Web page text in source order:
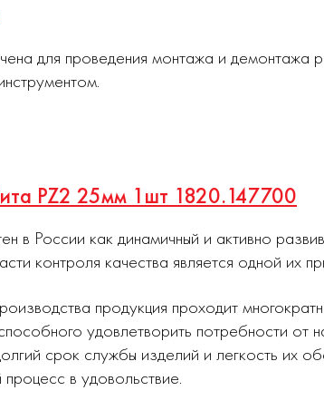
для проведения монтажа и
PZ2 25мм 1шт 1820.147700
в России как динамичный и активно
контроля качества является одной их
продукция проходит
удовлетворить потребности от
срок службы изделий и легкость их
в удовольствие.